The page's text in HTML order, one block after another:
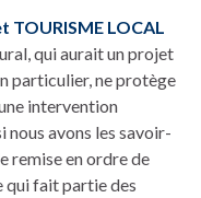
TOURISME LOCAL
qui aurait un projet
particulier, ne protège
intervention
nous avons les savoir-
remise en ordre de
qui fait partie des